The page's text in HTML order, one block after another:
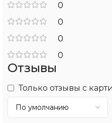
0
0
0
0
Отзывы
Только отзывы с